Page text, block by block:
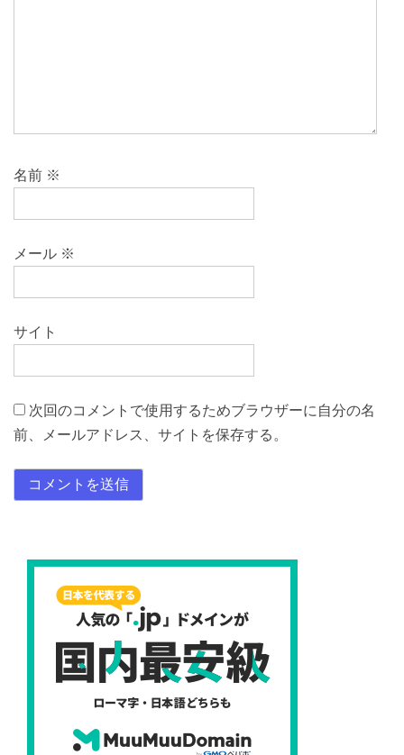
名前 ※
メール ※
サイト
次回のコメントで使用するためブラウザーに自分の名
前、メールアドレス、サイトを保存する。